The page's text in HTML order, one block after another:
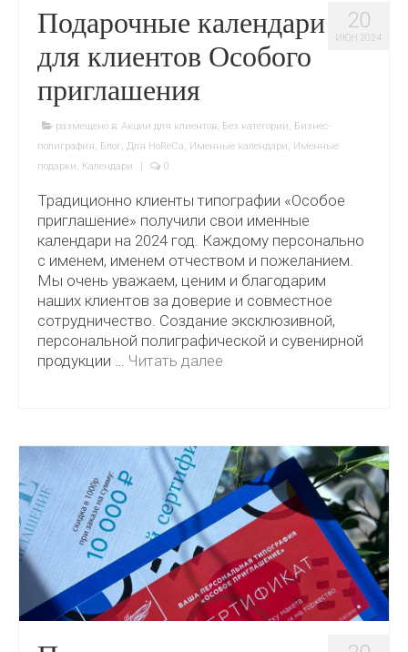
20
ИЮН 2024
Подарочные календари
для клиентов Особого
приглашения
размещено в: Акции для клиентов, Без категории, Бизнес-
полиграфия, Блог, Для HoReCa, Именные календари, Именные
подарки, Календари 0
Традиционно клиенты типографии «Особое
приглашение» получили свои именные
календари на 2024 год. Каждому персонально
с именем, именем отчеством и пожеланием.
Мы очень уважаем, ценим и благодарим
наших клиентов за доверие и совместное
сотрудничество. Создание эксклюзивной,
персональной полиграфической и сувенирной
продукции … Читать далее